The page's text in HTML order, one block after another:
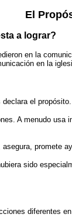
El
a lograr?
en la
en la
el
A menudo
promete
sido
diferentes